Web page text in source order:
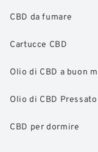
CBD da fumare
Cartucce CBD
Olio di CBD a buon
Olio di CBD
CBD per dormire